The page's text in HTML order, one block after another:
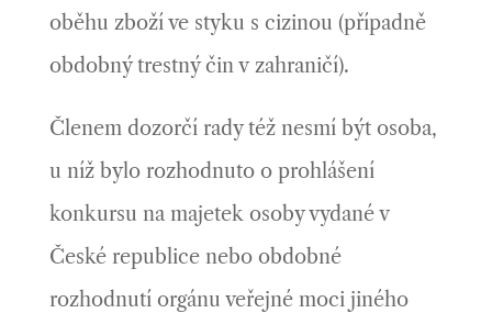
oběhu zboží ve styku s cizinou (případně
obdobný trestný čin v zahraničí).
Členem dozorčí rady též nesmí být osoba,
u níž bylo rozhodnuto o prohlášení
konkursu na majetek osoby vydané v
České republice nebo obdobné
rozhodnutí orgánu veřejné moci jiného